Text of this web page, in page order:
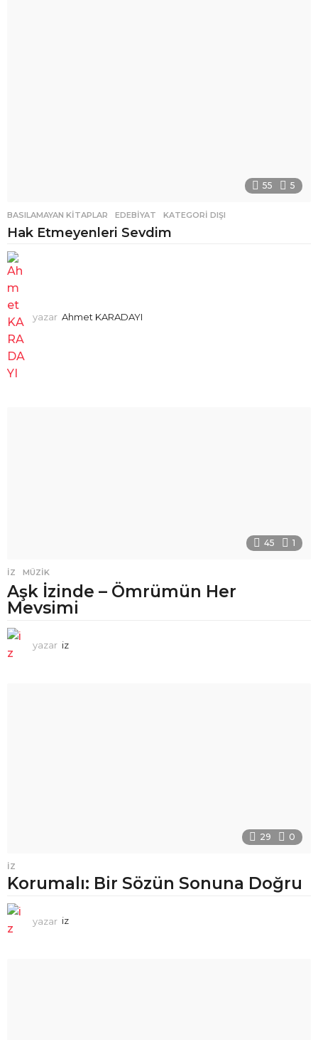
55 5
BASILAMAYAN KITAPLAR ,EDEBIYAT ,KATEGORI DIŞI
Hak Etmeyenleri Sevdim
yazar Ahmet KARADAYI
45 1
İZ ,MÜZIK
Aşk İzinde – Ömrümün Her
Mevsimi
yazar iz
29 0
İZ
Korumalı: Bir Sözün Sonuna Doğru
yazar iz